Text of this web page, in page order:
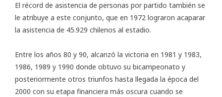
El récord de asistencia de personas por partido también se
le atribuye a este conjunto, que en 1972 lograron acaparar
la asistencia de 45.929 chilenos al estadio.
Entre los años 80 y 90, alcanzó la victoria en 1981 y 1983,
1986, 1989 y 1990 donde obtuvo su bicampeonato y
posteriormente otros triunfos hasta llegada la época del
2000 con su etapa financiera más oscura cuando se